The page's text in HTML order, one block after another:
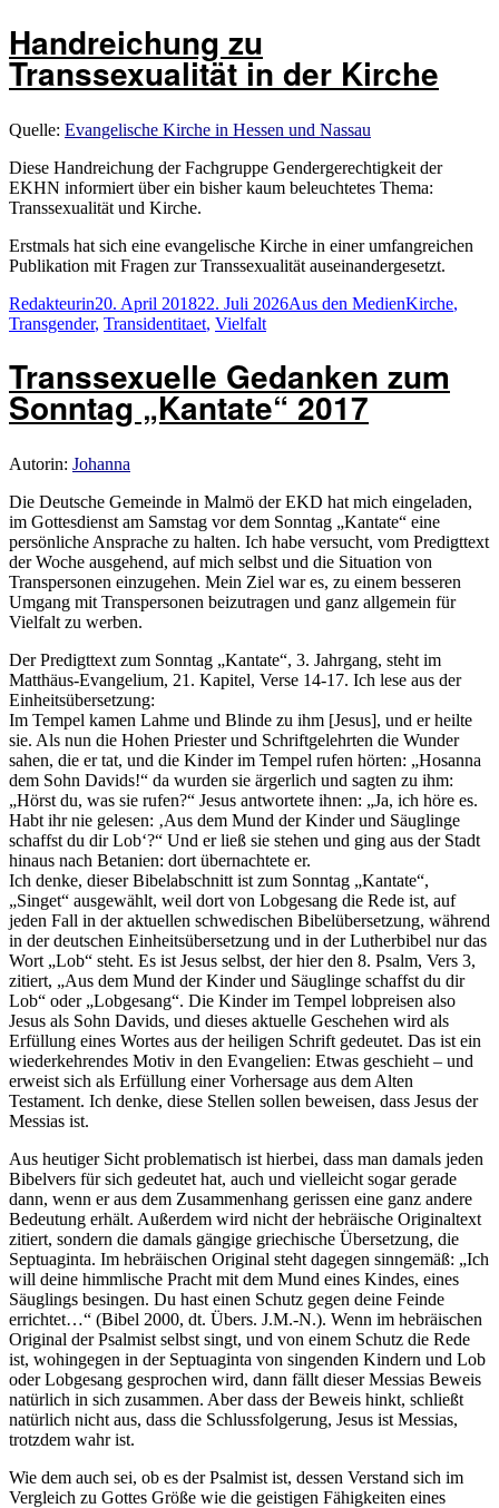
Handreichung zu
Transsexualität in der Kirche
Quelle: Evangelische Kirche in Hessen und Nassau
Diese Handreichung der Fachgruppe Gendergerechtigkeit der
EKHN informiert über ein bisher kaum beleuchtetes Thema:
Transsexualität und Kirche.
Erstmals hat sich eine evangelische Kirche in einer umfangreichen
Publikation mit Fragen zur Transsexualität auseinandergesetzt.
Autor
RedakteurinVeröffentlicht
am
20. April 201822. Juli 2026Kategorien
Aus den MedienSchlagwörter
Kirche,
Transgender, Transidentitaet, Vielfalt
Transsexuelle Gedanken zum
Sonntag „Kantate“ 2017
Autorin: Johanna
Die Deutsche Gemeinde in Malmö der EKD hat mich eingeladen,
im Gottesdienst am Samstag vor dem Sonntag „Kantate“ eine
persönliche Ansprache zu halten. Ich habe versucht, vom Predigttext
der Woche ausgehend, auf mich selbst und die Situation von
Transpersonen einzugehen. Mein Ziel war es, zu einem besseren
Umgang mit Transpersonen beizutragen und ganz allgemein für
Vielfalt zu werben.
Der Predigttext zum Sonntag „Kantate“, 3. Jahrgang, steht im
Matthäus-Evangelium, 21. Kapitel, Verse 14-17. Ich lese aus der
Einheitsübersetzung:
Im Tempel kamen Lahme und Blinde zu ihm [Jesus], und er heilte
sie. Als nun die Hohen Priester und Schriftgelehrten die Wunder
sahen, die er tat, und die Kinder im Tempel rufen hörten: „Hosanna
dem Sohn Davids!“ da wurden sie ärgerlich und sagten zu ihm:
„Hörst du, was sie rufen?“ Jesus antwortete ihnen: „Ja, ich höre es.
Habt ihr nie gelesen: ‚Aus dem Mund der Kinder und Säuglinge
schaffst du dir Lob‘?“ Und er ließ sie stehen und ging aus der Stadt
hinaus nach Betanien: dort übernachtete er.
Ich denke, dieser Bibelabschnitt ist zum Sonntag „Kantate“,
„Singet“ ausgewählt, weil dort von Lobgesang die Rede ist, auf
jeden Fall in der aktuellen schwedischen Bibelübersetzung, während
in der deutschen Einheitsübersetzung und in der Lutherbibel nur das
Wort „Lob“ steht. Es ist Jesus selbst, der hier den 8. Psalm, Vers 3,
zitiert, „Aus dem Mund der Kinder und Säuglinge schaffst du dir
Lob“ oder „Lobgesang“. Die Kinder im Tempel lobpreisen also
Jesus als Sohn Davids, und dieses aktuelle Geschehen wird als
Erfüllung eines Wortes aus der heiligen Schrift gedeutet. Das ist ein
wiederkehrendes Motiv in den Evangelien: Etwas geschieht – und
erweist sich als Erfüllung einer Vorhersage aus dem Alten
Testament. Ich denke, diese Stellen sollen beweisen, dass Jesus der
Messias ist.
Aus heutiger Sicht problematisch ist hierbei, dass man damals jeden
Bibelvers für sich gedeutet hat, auch und vielleicht sogar gerade
dann, wenn er aus dem Zusammenhang gerissen eine ganz andere
Bedeutung erhält. Außerdem wird nicht der hebräische Originaltext
zitiert, sondern die damals gängige griechische Übersetzung, die
Septuaginta. Im hebräischen Original steht dagegen sinngemäß: „Ich
will deine himmlische Pracht mit dem Mund eines Kindes, eines
Säuglings besingen. Du hast einen Schutz gegen deine Feinde
errichtet…“ (Bibel 2000, dt. Übers. J.M.-N.). Wenn im hebräischen
Original der Psalmist selbst singt, und von einem Schutz die Rede
ist, wohingegen in der Septuaginta von singenden Kindern und Lob
oder Lobgesang gesprochen wird, dann fällt dieser Messias Beweis
natürlich in sich zusammen. Aber dass der Beweis hinkt, schließt
natürlich nicht aus, dass die Schlussfolgerung, Jesus ist Messias,
trotzdem wahr ist.
Wie dem auch sei, ob es der Psalmist ist, dessen Verstand sich im
Vergleich zu Gottes Größe wie die geistigen Fähigkeiten eines